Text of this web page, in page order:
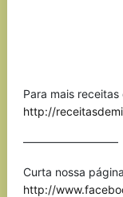
Para mais
http://
————————–
Curta nossa
http://